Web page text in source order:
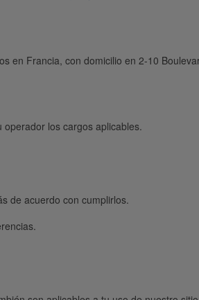
en Francia, con domicilio en 2-10
los cargos aplicables.
de acuerdo con cumplirlos.